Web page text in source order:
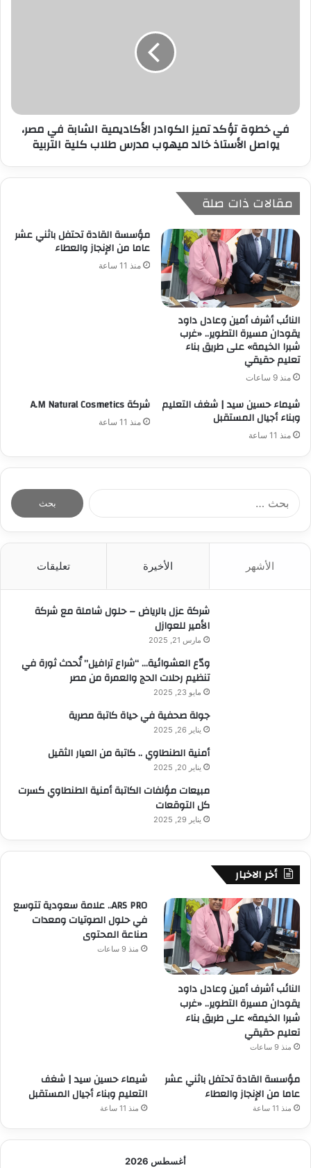
في خطوة تؤكد تميز الكوادر الأكاديمية الشابة في مصر،
يواصل الأستاذ خالد ميهوب مدرس طلاب كلية التربية
مقالات ذات صلة
النائب أشرف أمين وعادل داود
يقودان مسيرة التطوير.. «غرب
شبرا الخيمة» على طريق بناء
تعليم حقيقي
منذ 9 ساعات
مؤسسة القادة تحتفل باثني عشر
عاما من الإنجاز والعطاء
منذ 11 ساعة
شيماء حسين سيد | شغف التعليم
وبناء أجيال المستقبل
منذ 11 ساعة
شركة A.M Natural Cosmetics
منذ 11 ساعة
الأشهر الأخيرة تعليقات
شركة عزل بالرياض – حلول شاملة مع شركة
الأمير للعوازل
مارس 21, 2025
ودّع العشوائية… “شراع ترافيل” تُحدث ثورة في
تنظيم رحلات الحج والعمرة من مصر
مايو 23, 2025
جولة صحفية في حياة كاتبة مصرية
يناير 26, 2025
أمنية الطنطاوي .. كاتبة من العيار الثقيل
يناير 20, 2025
مبيعات مؤلفات الكاتبة أمنية الطنطاوي كسرت
كل التوقعات
يناير 29, 2025
أخر الاخبار
النائب أشرف أمين وعادل داود
يقودان مسيرة التطوير.. «غرب
شبرا الخيمة» على طريق بناء
تعليم حقيقي
منذ 9 ساعات
ARS PRO.. علامة سعودية تتوسع
في حلول الصوتيات ومعدات
صناعة المحتوى
منذ 9 ساعات
مؤسسة القادة تحتفل باثني عشر
عاما من الإنجاز والعطاء
منذ 11 ساعة
شيماء حسين سيد | شغف
التعليم وبناء أجيال المستقبل
منذ 11 ساعة
أغسطس 2026